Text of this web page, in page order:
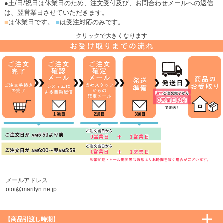
●土/日/祝日は休業日のため、注文受付及び、お問合わせメールへの返信
は、翌営業日させていただきます。
■は休業日です。 ■は受注対応のみです。
クリックで大きくなります
メールアドレス
otoi@marilyn.ne.jp
【商品引渡し時期】